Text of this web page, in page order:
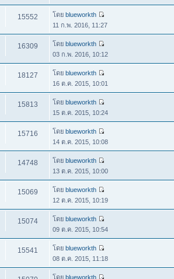
15552 โดยblueworkth
11 ก.พ. 2016, 11:27
16309 โดยblueworkth
03 ก.พ. 2016, 10:12
18127 โดยblueworkth
16 ต.ค. 2015, 10:01
15813 โดยblueworkth
15 ต.ค. 2015, 10:24
15716 โดยblueworkth
14 ต.ค. 2015, 10:08
14748 โดยblueworkth
13 ต.ค. 2015, 10:00
15069 โดยblueworkth
12 ต.ค. 2015, 10:19
15074 โดยblueworkth
09 ต.ค. 2015, 10:54
15541 โดยblueworkth
08 ต.ค. 2015, 11:18
โดยblueworkth